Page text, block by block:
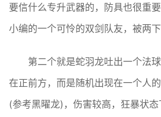
要信什么专升武器的，防具也很重
小编的一个可怜的双剑队友，被两下
第二个就是蛇羽龙吐出一个法
在正前方，而是随机出现在一个人
(参考黑曜龙)，伤害较高，狂暴状态